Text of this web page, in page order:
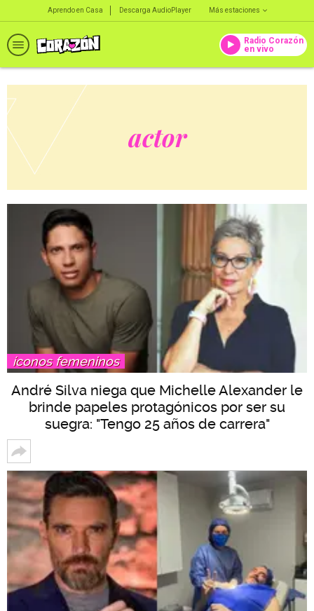
Aprendo en Casa Descarga AudioPlayer Más estaciones
Radio Corazón
en vivo
actor
íconos femeninos
André Silva niega que Michelle Alexander le
brinde papeles protagónicos por ser su
suegra: "Tengo 25 años de carrera"